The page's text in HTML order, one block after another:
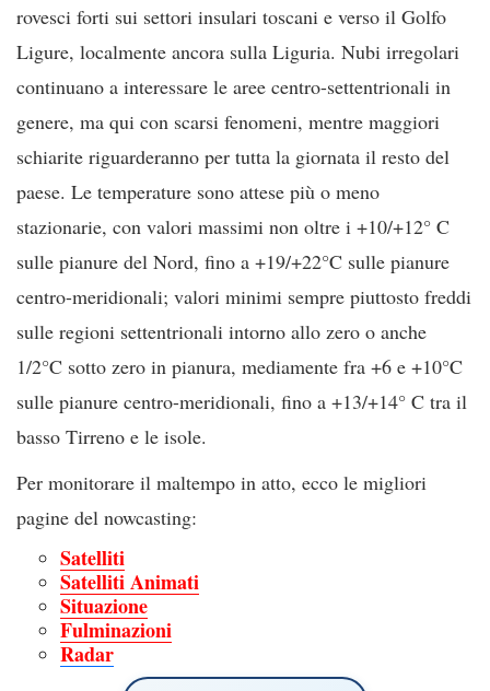
rovesci forti sui settori insulari toscani e verso il Golfo
Ligure, localmente ancora sulla Liguria. Nubi irregolari
continuano a interessare le aree centro-settentrionali in
genere, ma qui con scarsi fenomeni, mentre maggiori
schiarite riguarderanno per tutta la giornata il resto del
paese. Le temperature sono attese più o meno
stazionarie, con valori massimi non oltre i +10/+12° C
sulle pianure del Nord, fino a +19/+22°C sulle pianure
centro-meridionali; valori minimi sempre piuttosto freddi
sulle regioni settentrionali intorno allo zero o anche
1/2°C sotto zero in pianura, mediamente fra +6 e +10°C
sulle pianure centro-meridionali, fino a +13/+14° C tra il
basso Tirreno e le isole.
Per monitorare il maltempo in atto, ecco le migliori
pagine del nowcasting:
Satelliti
Satelliti Animati
Situazione
Fulminazioni
Radar